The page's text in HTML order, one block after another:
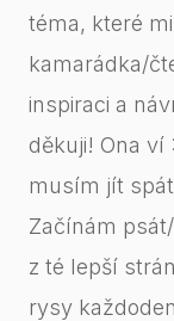
téma, které
kamarádka/
inspiraci a
děkuji! Ona ví
musím jít
Začínám
z té lepší
rysy